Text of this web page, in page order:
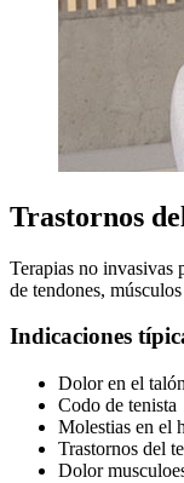
Trastornos
Terapias no invasivas
de tendones,
Indicaciones
Dolor en el talón
Codo de tenista
Molestias en el
Trastornos del
Dolor